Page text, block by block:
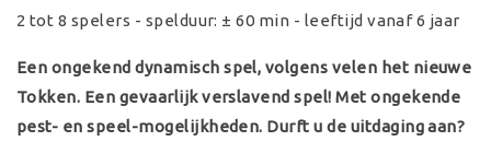
2 tot 8 spelers - spelduur: ± 60 min - leeftijd vanaf 6 jaar
Een ongekend dynamisch spel, volgens velen het nieuwe
Tokken. Een gevaarlijk verslavend spel! Met ongekende
pest- en speel-mogelijkheden. Durft u de uitdaging aan?